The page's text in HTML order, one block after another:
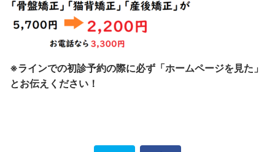
※ラインでの初診予約の際に必ず「ホームページを見た」
とお伝えください！